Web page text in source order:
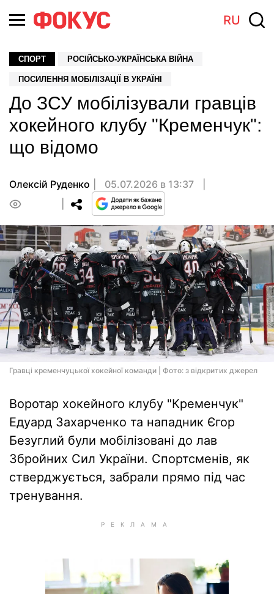
RU
СПОРТ РОСІЙСЬКО-УКРАЇНСЬКА ВІЙНА
ПОСИЛЕННЯ МОБІЛІЗАЦІЇ В УКРАЇНІ
До ЗСУ мобілізували гравців
хокейного клубу "Кременчук":
що відомо
Олексій Руденко
05.07.2026 в 13:37
Гравці кременчуцької хокейної команди | Фото: з відкритих джерел
Воротар хокейного клубу "Кременчук"
Едуард Захарченко та нападник Єгор
Безуглий були мобілізовані до лав
Збройних Сил України. Спортсменів, як
стверджується, забрали прямо під час
тренування.